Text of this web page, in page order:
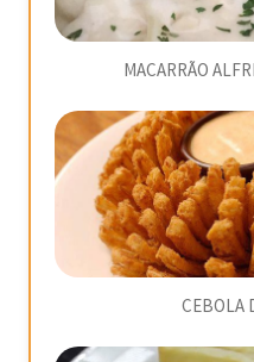
MACARRÃO
CEBOLA